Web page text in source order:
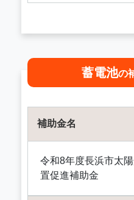
蓄電池の
補助金名
令和8年度長浜市太
置促進補助金